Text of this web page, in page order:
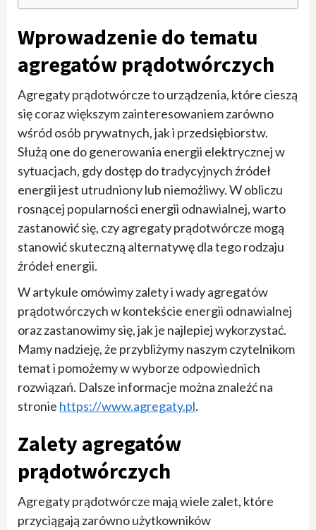
Wprowadzenie do tematu
agregatów prądotwórczych
Agregaty prądotwórcze to urządzenia, które cieszą
się coraz większym zainteresowaniem zarówno
wśród osób prywatnych, jak i przedsiębiorstw.
Służą one do generowania energii elektrycznej w
sytuacjach, gdy dostęp do tradycyjnych źródeł
energii jest utrudniony lub niemożliwy. W obliczu
rosnącej popularności energii odnawialnej, warto
zastanowić się, czy agregaty prądotwórcze mogą
stanowić skuteczną alternatywę dla tego rodzaju
źródeł energii.
W artykule omówimy zalety i wady agregatów
prądotwórczych w kontekście energii odnawialnej
oraz zastanowimy się, jak je najlepiej wykorzystać.
Mamy nadzieję, że przybliżymy naszym czytelnikom
temat i pomożemy w wyborze odpowiednich
rozwiązań. Dalsze informacje można znaleźć na
stronie https://www.agregaty.pl.
Zalety agregatów
prądotwórczych
Agregaty prądotwórcze mają wiele zalet, które
przyciągają zarówno użytkowników